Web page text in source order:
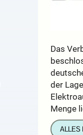
Das
der
Menge
ALLES